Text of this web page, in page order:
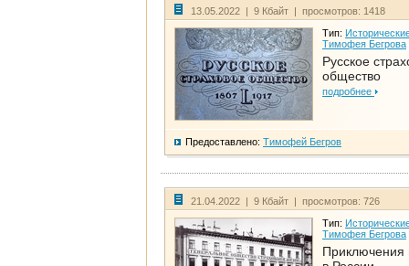
13.05.2022 | 9 Кбайт | просмотров: 1418
Тип:
Тимофея Бегрова
Русское
общество
подробнее
Предоставлено: Тимофей Бегров
21.04.2022 | 9 Кбайт | просмотров: 726
Тип:
Тимофея Бегрова
Приключения